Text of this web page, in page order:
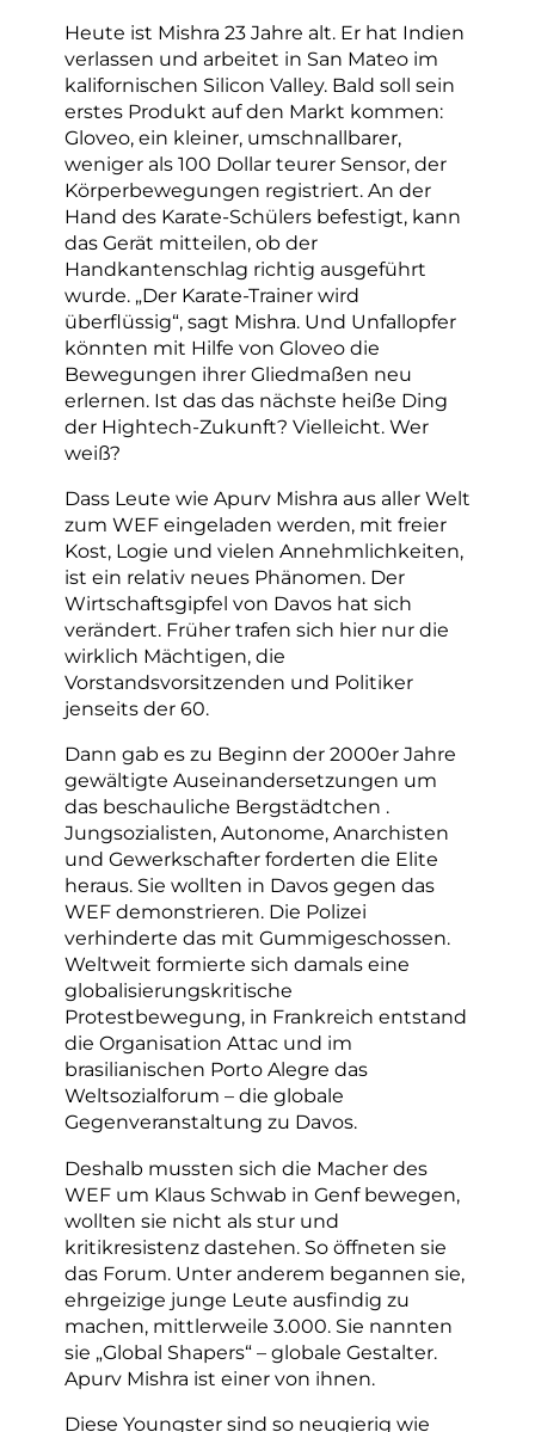
Heute ist Mishra 23 Jahre alt. Er hat Indien
verlassen und arbeitet in San Mateo im
kalifornischen Silicon Valley. Bald soll sein
erstes Produkt auf den Markt kommen:
Gloveo, ein kleiner, umschnallbarer,
weniger als 100 Dollar teurer Sensor, der
Körperbewegungen registriert. An der
Hand des Karate-Schülers befestigt, kann
das Gerät mitteilen, ob der
Handkantenschlag richtig ausgeführt
wurde. „Der Karate-Trainer wird
überflüssig“, sagt Mishra. Und Unfallopfer
könnten mit Hilfe von Gloveo die
Bewegungen ihrer Gliedmaßen neu
erlernen. Ist das das nächste heiße Ding
der Hightech-Zukunft? Vielleicht. Wer
weiß?
Dass Leute wie Apurv Mishra aus aller Welt
zum WEF eingeladen werden, mit freier
Kost, Logie und vielen Annehmlichkeiten,
ist ein relativ neues Phänomen. Der
Wirtschaftsgipfel von Davos hat sich
verändert. Früher trafen sich hier nur die
wirklich Mächtigen, die
Vorstandsvorsitzenden und Politiker
jenseits der 60.
Dann gab es zu Beginn der 2000er Jahre
gewältigte Auseinandersetzungen um
das beschauliche Bergstädtchen .
Jungsozialisten, Autonome, Anarchisten
und Gewerkschafter forderten die Elite
heraus. Sie wollten in Davos gegen das
WEF demonstrieren. Die Polizei
verhinderte das mit Gummigeschossen.
Weltweit formierte sich damals eine
globalisierungskritische
Protestbewegung, in Frankreich entstand
die Organisation Attac und im
brasilianischen Porto Alegre das
Weltsozialforum – die globale
Gegenveranstaltung zu Davos.
Deshalb mussten sich die Macher des
WEF um Klaus Schwab in Genf bewegen,
wollten sie nicht als stur und
kritikresistenz dastehen. So öffneten sie
das Forum. Unter anderem begannen sie,
ehrgeizige junge Leute ausfindig zu
machen, mittlerweile 3.000. Sie nannten
sie „Global Shapers“ – globale Gestalter.
Apurv Mishra ist einer von ihnen.
Diese Youngster sind so neugierig wie